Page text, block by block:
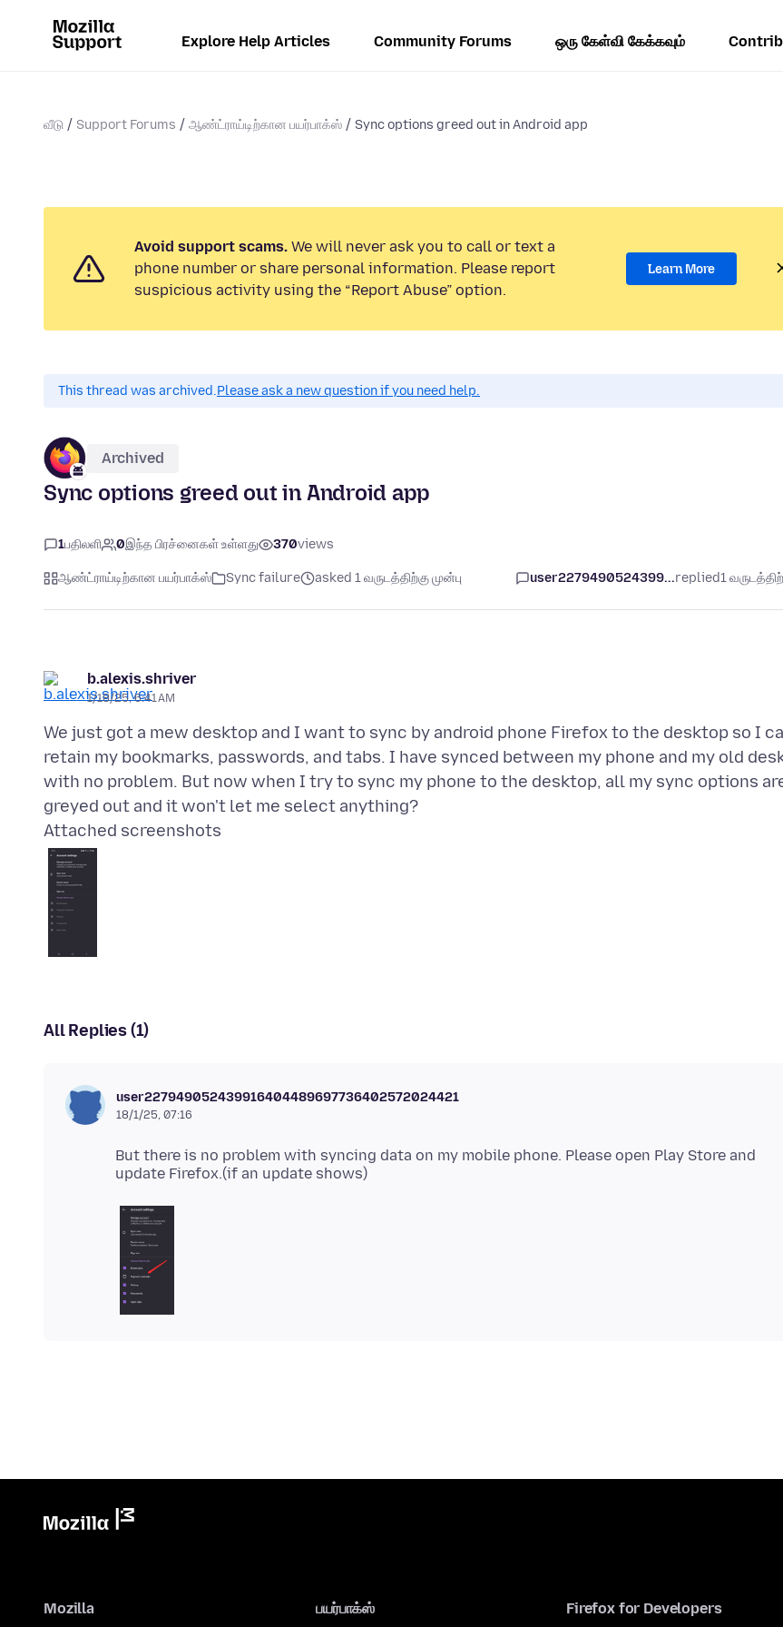
Explore Help Articles Community Forums ஒரு கேள்வி கேக்கவும்
வீடு Support Forums ஆண்ட்ராய்டிற்கான பயர்பாக்ஸ் Sync options greed out in Android app
Avoid support scams. We will never ask you to call or text a
phone number or share personal information. Please report
suspicious activity using the “Report Abuse” option.
Learn More
This thread was archived.Please ask a new question if you need help.
Archived
Sync options greed out in Android app
1பதிலளி 0இந்த பிரச்னைகள் உள்ளது 370views
ஆண்ட்ராய்டிற்கான பயர்பாக்ஸ் Sync failure asked 1 வருடத்திற்கு முன்பு user2279490524399...replied1
b.alexis.shriver
1/18/25, 6:41 AM
We just got a mew desktop and I want to sync by android phone Firefox to the desktop so I
retain my bookmarks, passwords, and tabs. I have synced between my phone and my old
with no problem. But now when I try to sync my phone to the desktop, all my sync options
Attached screenshots
All Replies (1)
user227949052439916404489697736402572024421
18/1/25, 07:16
But there is no problem with syncing data on my mobile phone. Please open Play Store and
Mozilla பயர்பாக்ஸ் Firefox for Developers